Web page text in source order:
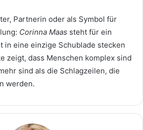
Partnerin oder als Symbol für
Corinna Maas steht für ein
in eine einzige Schublade stecken
zeigt, dass Menschen komplex sind
sind als die Schlagzeilen, die
werden.